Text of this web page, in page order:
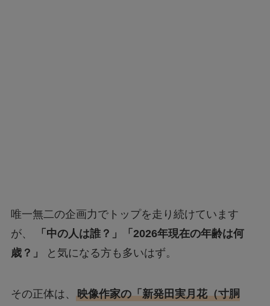
唯一無二の企画力でトップを走り続けています
が、
「中の人は誰？」「2026年現在の年齢は何
歳？」
と気になる方も多いはず。
その正体は、 映像作家の「新発田実月花（寸胴